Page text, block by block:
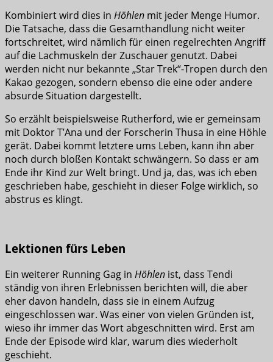
Kombiniert wird dies in Höhlen mit jeder Menge Humor.
Die Tatsache, dass die Gesamthandlung nicht weiter
fortschreitet, wird nämlich für einen regelrechten Angriff
auf die Lachmuskeln der Zuschauer genutzt. Dabei
werden nicht nur bekannte „Star Trek“-Tropen durch den
Kakao gezogen, sondern ebenso die eine oder andere
absurde Situation dargestellt.
So erzählt beispielsweise Rutherford, wie er gemeinsam
mit Doktor T’Ana und der Forscherin Thusa in eine Höhle
gerät. Dabei kommt letztere ums Leben, kann ihn aber
noch durch bloßen Kontakt schwängern. So dass er am
Ende ihr Kind zur Welt bringt. Und ja, das, was ich eben
geschrieben habe, geschieht in dieser Folge wirklich, so
abstrus es klingt.
Lektionen fürs Leben
Ein weiterer Running Gag in Höhlen ist, dass Tendi
ständig von ihren Erlebnissen berichten will, die aber
eher davon handeln, dass sie in einem Aufzug
eingeschlossen war. Was einer von vielen Gründen ist,
wieso ihr immer das Wort abgeschnitten wird. Erst am
Ende der Episode wird klar, warum dies wiederholt
geschieht.